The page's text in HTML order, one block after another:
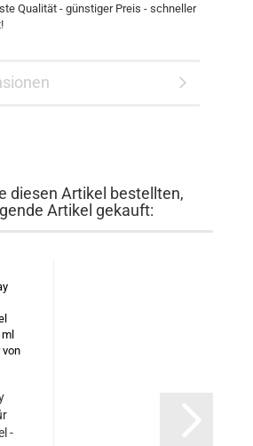
Qualität - günstiger Preis - schneller
diesen Artikel bestellten,
Artikel gekauft:
-